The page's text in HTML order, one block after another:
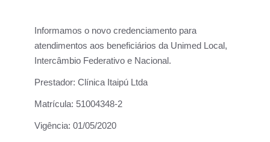
Informamos o novo credenciamento para
atendimentos aos beneficiários da Unimed Local,
Intercâmbio Federativo e Nacional.
Prestador: Clínica Itaipú Ltda
Matrícula: 51004348-2
Vigência: 01/05/2020